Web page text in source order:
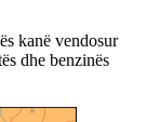
kanë vendosur
dhe benzinës